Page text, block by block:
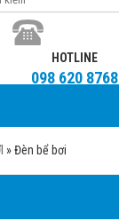
HOTLINE
098 620 8768
»Đèn bể bơi